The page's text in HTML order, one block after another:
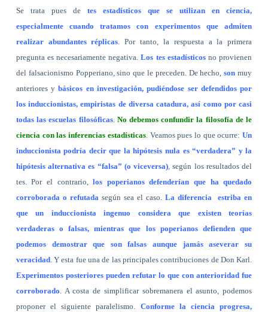
Se trata pues de tes estadísticos que se utilizan en ciencia,
especialmente cuando tratamos con experimentos que admiten
realizar abundantes réplicas. Por tanto, la respuesta a la primera
pregunta es necesariamente negativa. Los tes estadísticosno provienen
del falsacionismo Popperiano, sino que le preceden. De hecho,son muy
anteriores ybásicos en investigación, pudiéndose ser defendidos por
los induccionistas, empiristas de diversa catadura, así como por casi
todas las escuelas filosóficas. No debemos confundir la filosofía de le
ciencia con las inferencias estadísticas. Veamos pues lo que ocurre:Un
induccionista podría decir que la hipótesis nula es “verdadera” y la
hipótesis alternativa es “falsa” (o viceversa), según los resultados del
tes. Por el contrario,los poperianos defenderían que ha quedado
corroborada o refutadasegún sea el caso.La diferencia
estriba en
que un induccionista ingenuo considera que existen teorías
verdaderas o falsas, mientras que los poperianos defienden que
podemos demostrar que son falsas aunque jamás aseverar su
veracidad. Y esta fue una de las principales contribuciones de Don Karl.
Experimentos posteriores pueden refutar lo que con anterioridad fue
corroborado. A costa de simplificar sobremanera el asunto, podemos
proponer el siguiente paralelismo. Conforme la ciencia progresa,